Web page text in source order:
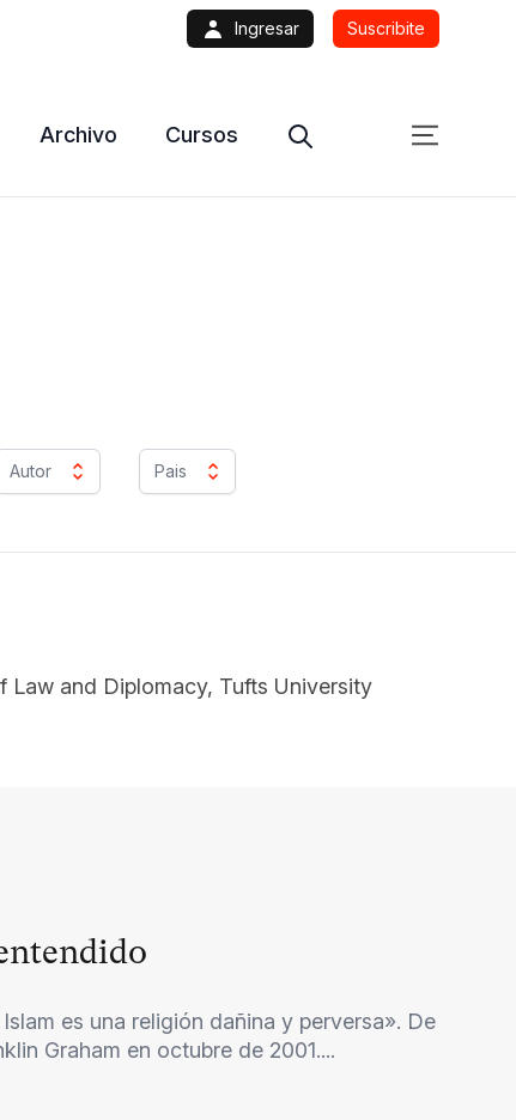
Ingresar Suscribite
Archivo Cursos
Autor Pais
and Diplomacy, Tufts University
es una religión dañina y perversa». De
Graham en octubre de 2001....